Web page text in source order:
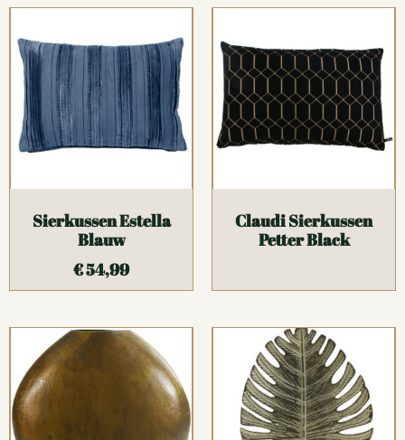
Sierkussen Estella
Blauw
€54,99
Claudi Sierkussen
Petter Black